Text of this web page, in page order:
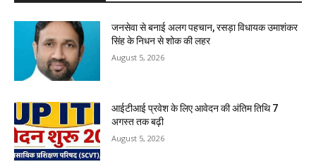
जनसेवा से बनाई अलग पहचान, रसड़ा विधायक उमाशंकर
सिंह के निधन से शोक की लहर
August 5, 2026
आईटीआई प्रवेश के लिए आवेदन की अंतिम तिथि 7
अगस्त तक बढ़ी
August 5, 2026